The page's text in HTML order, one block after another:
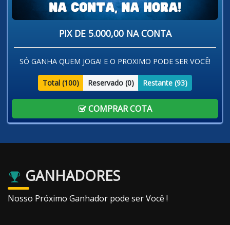
PIX DE 5.000,00 NA CONTA
SÓ GANHA QUEM JOGA! E O PROXIMO PODE SER VOCÊ!
Total (100) Reservado (0) Restante (93)
COMPRAR COTA
GANHADORES
Nosso Próximo Ganhador pode ser Você !